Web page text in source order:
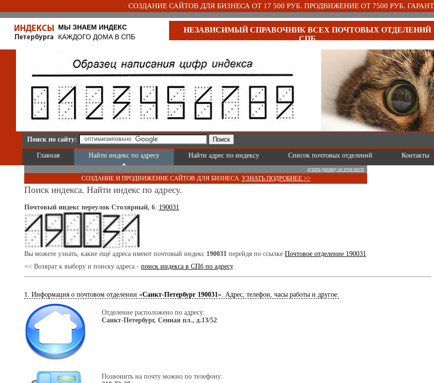
СОЗДАНИЕ САЙТОВ ДЛЯ БИЗНЕСА ОТ 17 500 РУБ. ПРОДВИЖЕНИЕ ОТ 7500 РУБ.
МЫ ЗНАЕМ ИНДЕКС
КАЖДОГО ДОМА В СПБ
НЕЗАВИСИМЫЙ СПРАВОЧНИК ВСЕХ ПОЧТОВЫХ ОТДЕЛЕНИЙ
СПБ
Поиск по сайту:
Главная Найти индекс по адресу Найти адрес по индексу Список почтовых отделений Контакты
купить рекламу на этом месте
СОЗДАНИЕ И ПРОДВИЖЕНИЕ САЙТОВ ДЛЯ БИЗНЕСА. УЗНАТЬ ПОДРОБНЕЕ >>
Поиск индекса. Найти индекс по адресу.
Почтовый индекс переулок Столярный, 6: 190031
Вы можете узнать, какие ещё адреса имеют почтовый индекс 190031 перейдя по ссылке Почтовое отделение 190031
<< Возврат к выбору и поиску адреса - поиск индекса в СПб по адресу.
1. Информация о почтовом отделении «Санкт-Петербург 190031 ». Адрес, телефон, часы работы и другое.
Отделение расположено по адресу:
Санкт-Петербург, Сенная пл., д.13/52
Позвонить на почту можно по телефону: